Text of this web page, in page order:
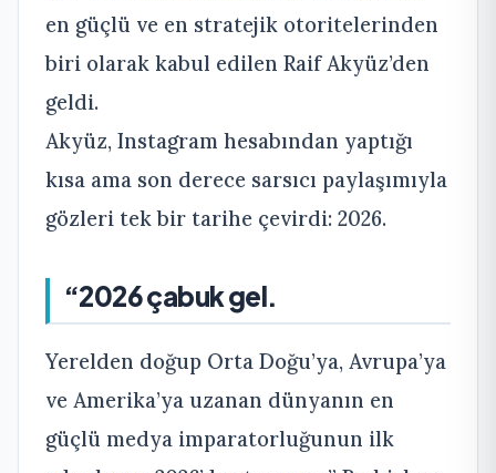
en güçlü ve en stratejik otoritelerinden
biri olarak kabul edilen Raif Akyüz’den
geldi.
Akyüz, Instagram hesabından yaptığı
kısa ama son derece sarsıcı paylaşımıyla
gözleri tek bir tarihe çevirdi: 2026.
“2026 çabuk gel.
Yerelden doğup Orta Doğu’ya, Avrupa’ya
ve Amerika’ya uzanan dünyanın en
güçlü medya imparatorluğunun ilk